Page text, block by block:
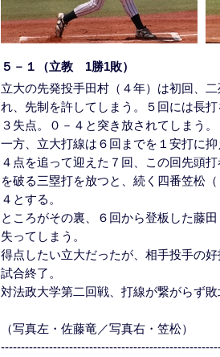
５－１（立教 1勝1敗）
立大の先発投手田村（４年）は初回、
れ、先制を許してしまう。５回には長
３失点。０－４と突き放されてしまう。
一方、立大打線は６回までを１安打に
４点を追って迎えた７回、この回先頭
を破る三塁打を放つと、続く四番笠松
４とする。
ところがその裏、６回から登板した藤
失ってしまう。
得点したい立大だったが、相手投手の
試合終了。
対法政大学第二回戦、打線が繋がらず
（写真左・佐藤竜／写真右・笠松）